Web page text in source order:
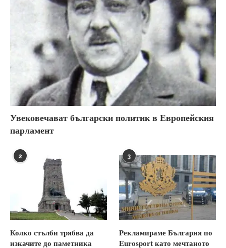
Увековечават български политик в Европейския
парламент
2
Колко стълби трябва да
изкачите до паметника
3
Рекламираме България по
Eurosport като мечтаното